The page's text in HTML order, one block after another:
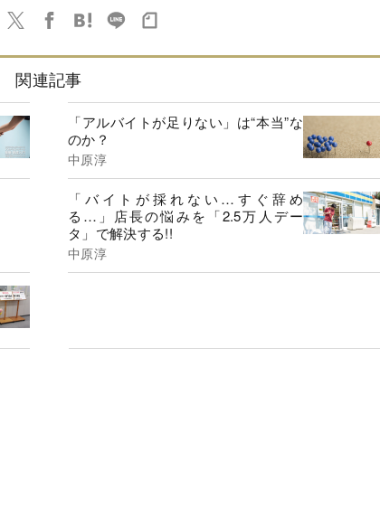
関連記事
「アルバイトが足りない」は“本当”な
のか？
中原淳
「バイトが採れない…すぐ辞め
る…」店長の悩みを「2.5万人デー
タ」で解決する!!
中原淳